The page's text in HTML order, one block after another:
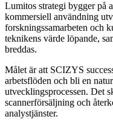
Lumitos strategi bygger på
kommersiell användning
forskningssamarbeten och
teknikens värde löpande,
breddas.
Målet är att SCIZYS
arbetsflöden och bli en
utvecklingsprocessen. Det
scannerförsäljning och
analystjänster.